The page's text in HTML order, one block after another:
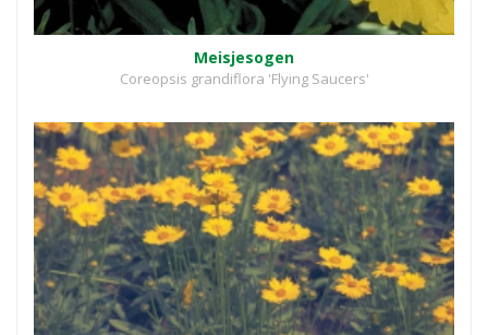
Meisjesogen
Coreopsis grandiflora 'Flying Saucers'